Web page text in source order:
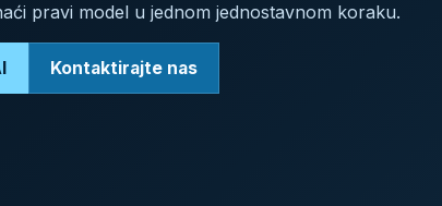
pravi model u jednom jednostavnom koraku.
Kontaktirajte nas